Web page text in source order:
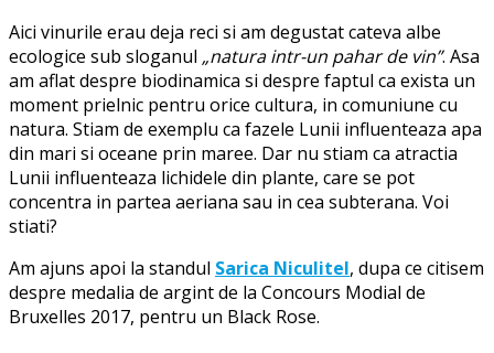
Aici vinurile erau deja reci si am degustat cateva albe
ecologice sub sloganul „natura intr-un pahar de vin”. Asa
am aflat despre biodinamica si despre faptul ca exista un
moment prielnic pentru orice cultura, in comuniune cu
natura. Stiam de exemplu ca fazele Lunii influenteaza apa
din mari si oceane prin maree. Dar nu stiam ca atractia
Lunii influenteaza lichidele din plante, care se pot
concentra in partea aeriana sau in cea subterana. Voi
stiati?
Am ajuns apoi la standul Sarica Niculitel, dupa ce citisem
despre medalia de argint de la Concours Modial de
Bruxelles 2017, pentru un Black Rose.